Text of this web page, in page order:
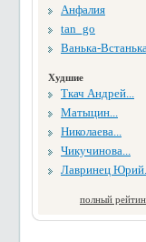
Анфалия
tan_go
Ванька-
Худшие
Ткач Андрей...
Матыцин...
Николаева...
Чикучинова...
Лавринец
полный